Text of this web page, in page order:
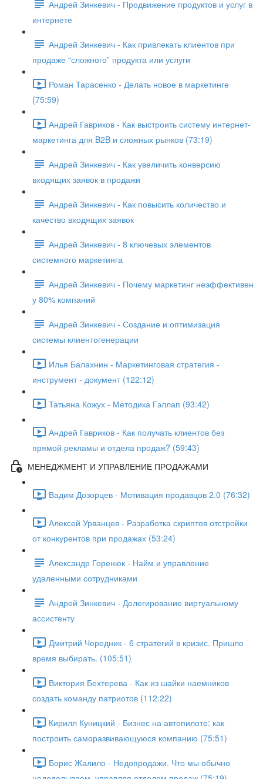
Андрей Зинкевич - Продвижение продуктов и услуг в
интернете
Андрей Зинкевич - Как привлекать клиентов при
продаже “сложного” продукта или услуги
Роман Тарасенко - Делать новое в маркетинге
(75:59)
Андрей Гавриков - Как выстроить систему интернет-
маркетинга для B2B и сложных рынков (73:19)
Андрей Зинкевич - Как увеличить конверсию
входящих заявок в продажи
Андрей Зинкевич - Как повысить количество и
качество входящих заявок
Андрей Зинкевич - 8 ключевых элементов
системного маркетинга
Андрей Зинкевич - Почему маркетинг неэффективен
у 80% компаний
Андрей Зинкевич - Создание и оптимизация
системы клиентогенерации
Илья Балахнин - Маркетинговая стратегия -
инструмент - документ (122:12)
Татьяна Кожух - Методика Гэллап (93:42)
Андрей Гавриков - Как получать клиентов без
прямой рекламы и отдела продаж? (59:43)
МЕНЕДЖМЕНТ И УПРАВЛЕНИЕ ПРОДАЖАМИ
Вадим Дозорцев - Мотивация продавцов 2.0 (76:32)
Алексей Урванцев - Разработка скриптов отстройки
от конкурентов при продажах (53:24)
Александр Горенюк - Найм и управление
удаленными сотрудниками
Андрей Зинкевич - Делегирование виртуальному
ассистенту
Дмитрий Чередник - 6 стратегий в кризис. Пришло
время выбирать. (105:51)
Виктория Бехтерева - Как из шайки наемников
создать команду патриотов (112:22)
Кирилл Куницкий - Бизнес на автопилоте: как
построить саморазвивающуюся компанию (75:51)
Борис Жалило - Недопродажи. Что мы обычно